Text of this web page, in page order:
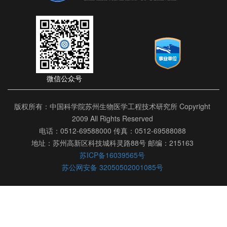
微信公众号
版权所有：中国科学院苏州生物医学工程技术研究所 Copyright
2009 All Rights Reserved
电话：0512-69588000 传真：0512-69588088
地址：苏州高新区科技城科灵路88号 邮编：215163
苏ICP备16039565号
苏公网安备 32050502001085号